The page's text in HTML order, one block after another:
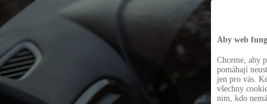
Aby web
Chceme, aby
pomáhají
jen pro vás.
všechny
nim, kdo